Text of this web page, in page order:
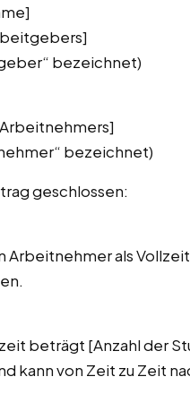
bezeichnet)
bezeichnet)
geschlossen:
als
beträgt [Anzahl der
kann von Zeit zu Zeit